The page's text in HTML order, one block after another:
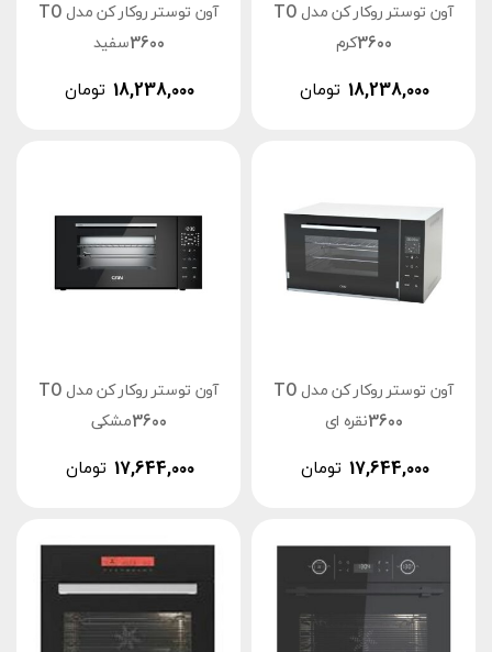
آون توستر روکار کن مدل TO
3600کرم
تومان 18,238,000
آون توستر روکار کن مدل TO
3600سفید
تومان 18,238,000
آون توستر روکار کن مدل TO
3600نقره ای
تومان 17,644,000
آون توستر روکار کن مدل TO
3600مشکی
تومان 17,644,000